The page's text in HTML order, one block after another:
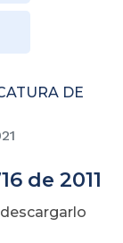
DE
de 2011